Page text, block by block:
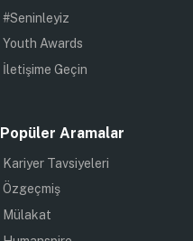
#Seninleyiz
Youth Awards
İletişime Geçin
Popüler Aramalar
Kariyer Tavsiyeleri
Özgeçmiş
Mülakat